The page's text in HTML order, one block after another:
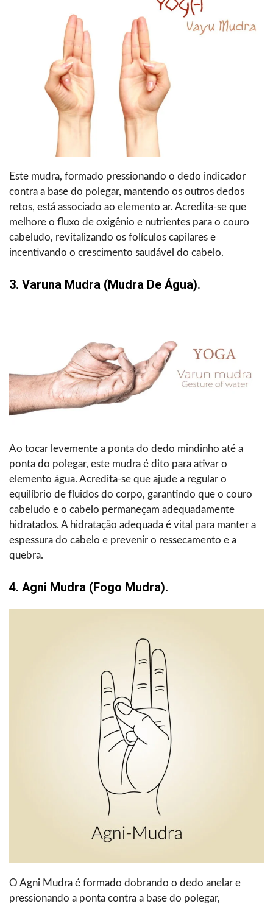
Este mudra, formado pressionando o dedo indicador
contra a base do polegar, mantendo os outros dedos
retos, está associado ao elemento ar. Acredita-se que
melhore o fluxo de oxigênio e nutrientes para o couro
cabeludo, revitalizando os folículos capilares e
incentivando o crescimento saudável do cabelo.
3. Varuna Mudra (mudra De Água).
Ao tocar levemente a ponta do dedo mindinho até a
ponta do polegar, este mudra é dito para ativar o
elemento água. Acredita-se que ajude a regular o
equilíbrio de fluidos do corpo, garantindo que o couro
cabeludo e o cabelo permaneçam adequadamente
hidratados. A hidratação adequada é vital para manter a
espessura do cabelo e prevenir o ressecamento e a
quebra.
4. Agni Mudra (fogo Mudra).
O Agni Mudra é formado dobrando o dedo anelar e
pressionando a ponta contra a base do polegar,